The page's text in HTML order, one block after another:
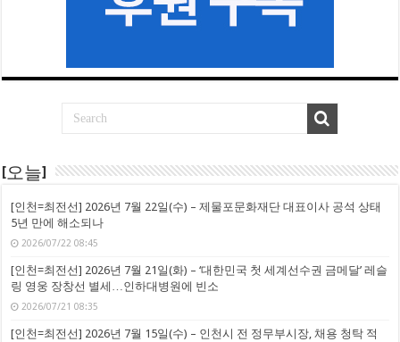
[오늘]
[인천=최전선] 2026년 7월 22일(수) – 제물포문화재단 대표이사 공석 상태
5년 만에 해소되나
2026/07/22 08:45
[인천=최전선] 2026년 7월 21일(화) – ‘대한민국 첫 세계선수권 금메달’ 레슬
링 영웅 장창선 별세…인하대병원에 빈소
2026/07/21 08:35
[인천=최전선] 2026년 7월 15일(수) – 인천시 전 정무부시장, 채용 청탁 적